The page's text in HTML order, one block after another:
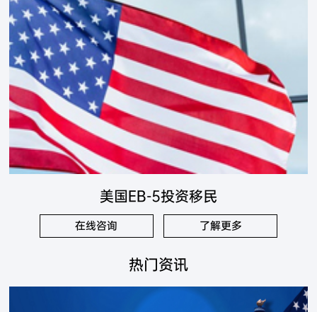
美国EB-5投资移民
在线咨询 了解更多
热门资讯